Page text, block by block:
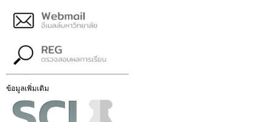
ข้อมูลเพิ่มเติม